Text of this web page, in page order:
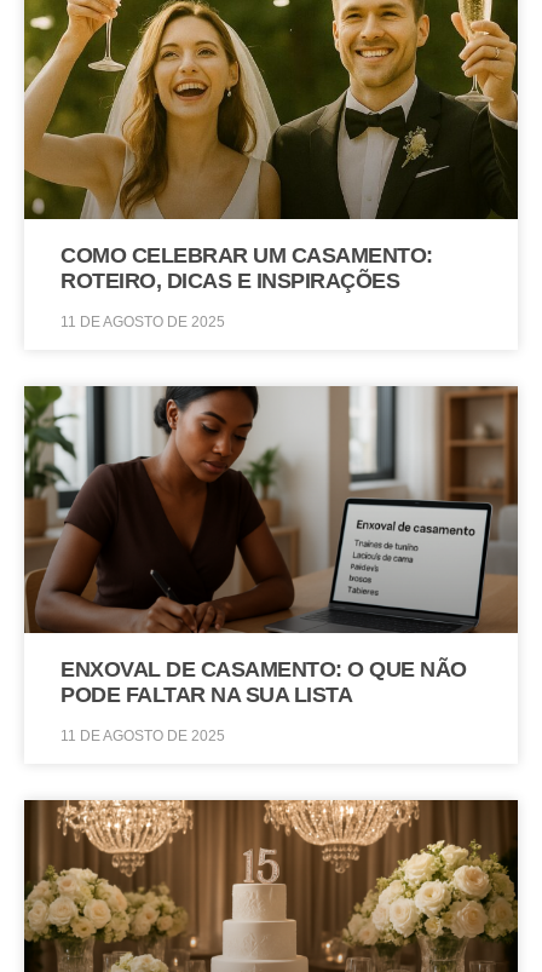
COMO CELEBRAR UM CASAMENTO:
ROTEIRO, DICAS E INSPIRAÇÕES
11 DE AGOSTO DE 2025
ENXOVAL DE CASAMENTO: O QUE NÃO
PODE FALTAR NA SUA LISTA
11 DE AGOSTO DE 2025